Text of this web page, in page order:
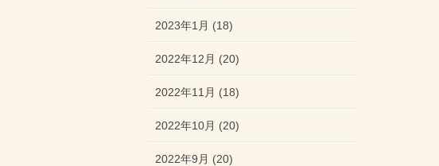
2023年1月 (18)
2022年12月 (20)
2022年11月 (18)
2022年10月 (20)
2022年9月 (20)